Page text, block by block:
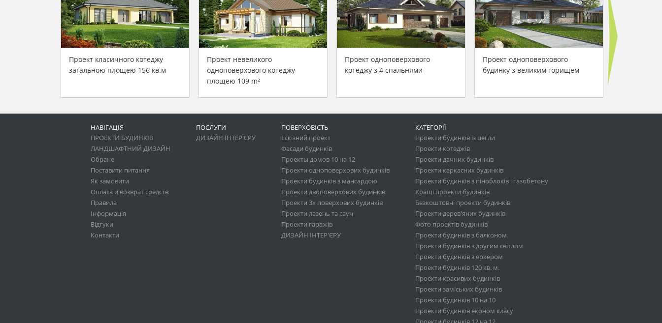
Проект класичного котеджу
загальною площею 156 кв.м
Проект невеликого
одноповерхового котеджу
площею 109 m²
Проект одноповерхового
котеджу з 4 спальнями
Проект одноповерхового
будинку з великим горищем
НАВІГАЦІЯ
ПРОЕКТИ БУДИНКІВ
ЛАНДШАФТНИЙ ДИЗАЙН
Обране
Поставити питання
Як замовити
Оплата и возврат средств
Правила
Інформація
Відгуки
Контакти
ПОСЛУГИ
ДИЗАЙН ІНТЕР'ЄРУ
ПОВЕРХОВІСТЬ
Ескізний проект
Фасади будинків
Проекты домов 10 на 12
Проекти одноповерхових будинків
Проекти будинків з мансардою
Проекти двоповерхових будинків
Проекти 3х поверхових будинків
Проекти лазень та саун
Проекти гаражів
ДИЗАЙН ІНТЕР'ЄРУ
КАТЕГОРІЇ
Проекти будинків із цегли
Проекти котеджів
Проекти дачних будинків
Проекти каркасних будинків
Проекти будинків з піноблоків і газобетону
Кращі проекти будинків
Безкоштовні проекти будинків
Проекти дерев'яних будинків
Фото проектів будинків
Проекти будинків з балконом
Проекти будинків з другим світлом
Проекти будинків з еркером
Проекти будинків 120 кв. м.
Проекти красивих будинків
Проекти заміських будинків
Проекти будинків 10 на 10
Проекти будинків економ класу